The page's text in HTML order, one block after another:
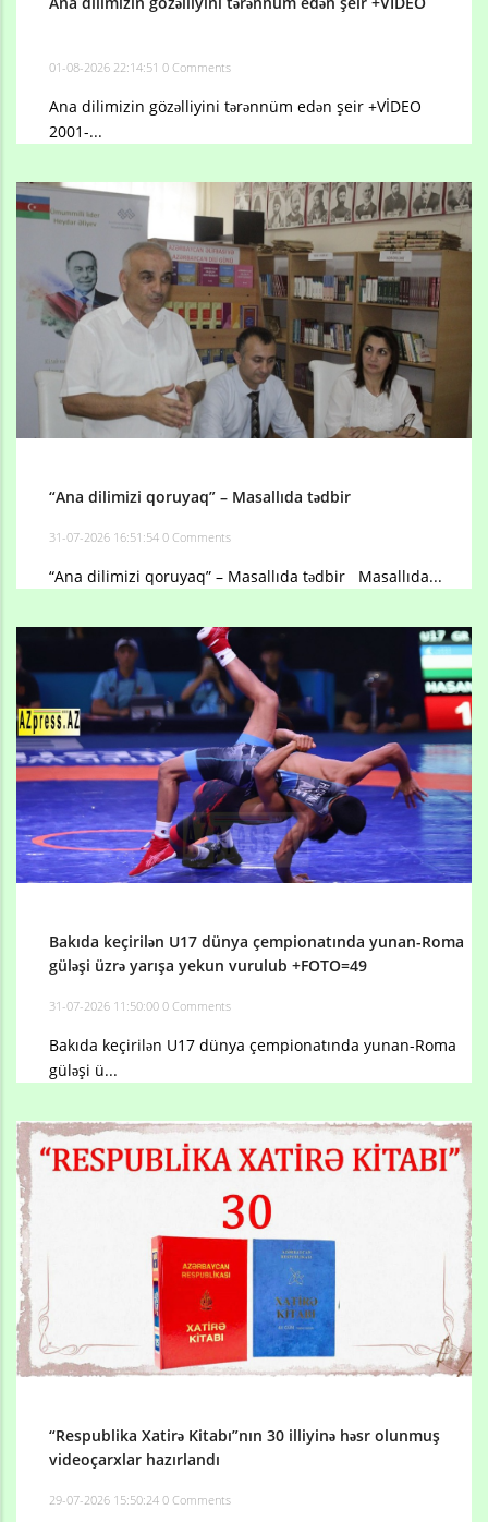
01-08-2026 22:14:51 0 Comments
Ana dilimizin gözəlliyini tərənnüm edən şeir +VİDEO
2001-...
“Ana dilimizi qoruyaq” – Masallıda tədbir
31-07-2026 16:51:54 0 Comments
“Ana dilimizi qoruyaq” – Masallıda tədbir Masallıda...
Bakıda keçirilən U17 dünya çempionatında yunan-Roma
güləşi üzrə yarışa yekun vurulub +FOTO=49
31-07-2026 11:50:00 0 Comments
Bakıda keçirilən U17 dünya çempionatında yunan-Roma
güləşi ü...
“Respublika Xatirə Kitabı”nın 30 illiyinə həsr olunmuş
videoçarxlar hazırlandı
29-07-2026 15:50:24 0 Comments